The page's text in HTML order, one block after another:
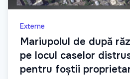
Externe
Mariupolul de după
pe locul caselor
pentru foștii